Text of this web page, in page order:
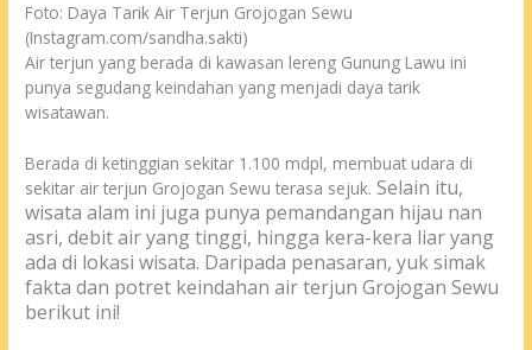
Foto: Daya Tarik Air Terjun Grojogan Sewu
(Instagram.com/sandha.sakti)
Air terjun yang berada di kawasan lereng Gunung Lawu ini
punya segudang keindahan yang menjadi daya tarik
wisatawan.
Berada di ketinggian sekitar 1.100 mdpl, membuat udara di
sekitar air terjun Grojogan Sewu terasa sejuk.Selain itu,
wisata alam ini juga punya pemandangan hijau nan
asri, debit air yang tinggi, hingga kera-kera liar yang
ada di lokasi wisata. Daripada penasaran, yuk simak
fakta dan potret keindahan air terjun Grojogan Sewu
berikut ini!